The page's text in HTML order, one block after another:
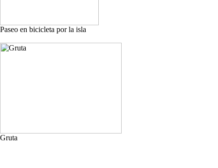
Paseo en bicicleta por la isla
Gruta